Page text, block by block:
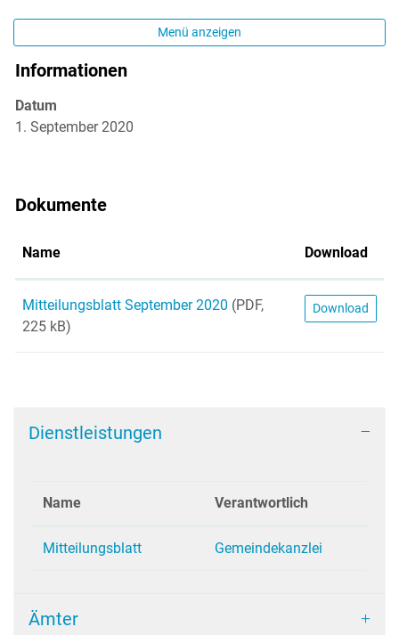
Menü anzeigen
Informationen
Datum
1. September 2020
Dokumente
Name Download
Mitteilungsblatt September 2020 (PDF,
225 kB)
Download
Dienstleistungen
Name Verantwortlich
Mitteilungsblatt Gemeindekanzlei
Ämter